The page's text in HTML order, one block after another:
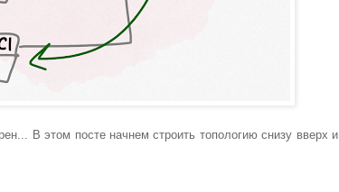
В этом посте начнем строить топологию снизу вверх и